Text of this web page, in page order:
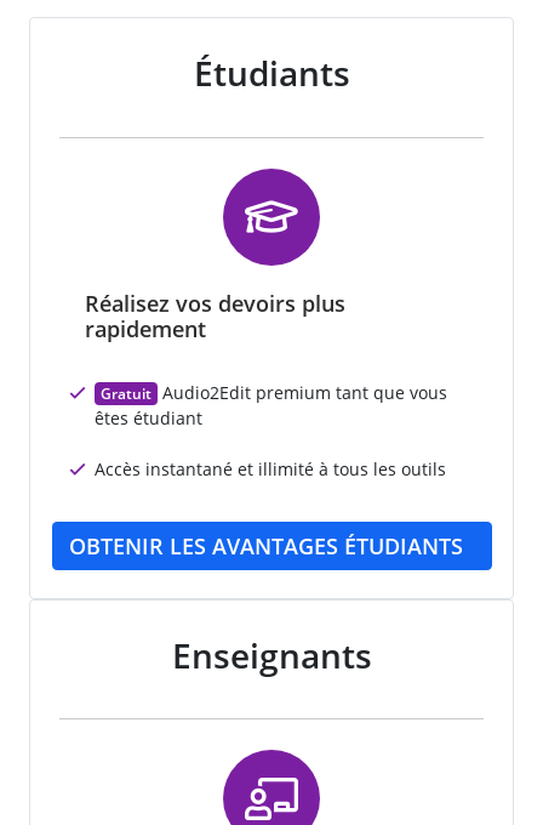
Étudiants
Réalisez vos devoirs plus
rapidement
Gratuit Audio2Edit premium tant que vous
êtes étudiant
Accès instantané et illimité à tous les outils
OBTENIR LES AVANTAGES ÉTUDIANTS
Enseignants